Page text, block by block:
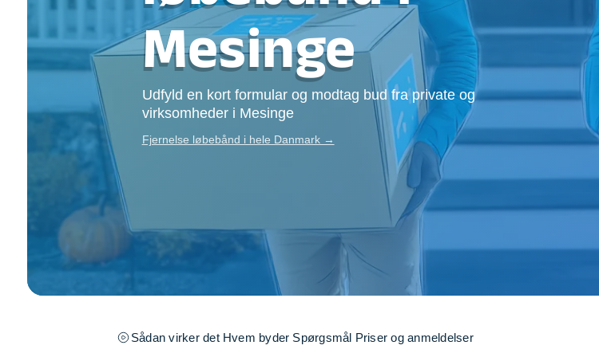
Opsætning af skillevæg
Tømrer
Træfældning
Tunge løft
TV installation og opsætning
Underholdning
Vinduespudsning
Se alle...
Mesinge
Udfyld en kort formular og modtag bud fra private og
virksomheder i Mesinge
Fjernelse løbebånd i hele Danmark →
Sådan virker det Hvem byder Spørgsmål Priser og anmeldelser